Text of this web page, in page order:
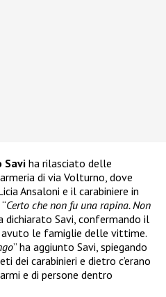
Saviha rilasciato delle
di via Volturno, dove
Ansaloni e il carabiniere in
Certo che non fu una rapina. Non
dichiarato Savi, confermando il
le famiglie delle vittime.
” ha aggiunto Savi, spiegando
dei carabinieri e dietro c’erano
e di persone dentro